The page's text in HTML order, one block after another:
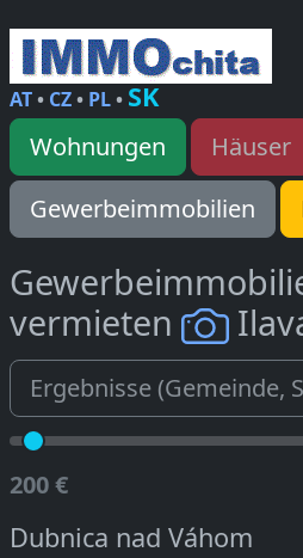
AT• CZ• PL• SK
Wohnungen Häuser
Gewerbeimmobilien
vermieten
200 €
Dubnica nad Váhom